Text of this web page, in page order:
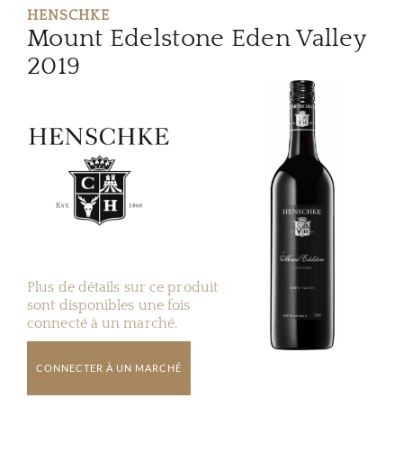
HENSCHKE
Mount Edelstone Eden Valley
2019
Plus de détails sur ce produit
sont disponibles une fois
connecté à un marché.
CONNECTER À UN MARCHÉ